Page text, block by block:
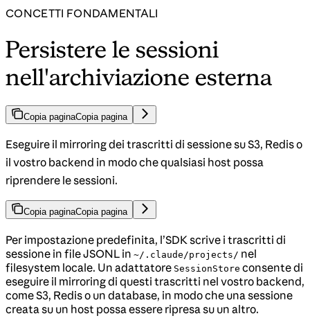
CONCETTI FONDAMENTALI
Persistere le sessioni
nell'archiviazione esterna
Copia paginaCopia pagina
Eseguire il mirroring dei trascritti di sessione su S3, Redis o
il vostro backend in modo che qualsiasi host possa
riprendere le sessioni.
Copia paginaCopia pagina
Per impostazione predefinita, l’SDK scrive i trascritti di
sessione in file JSONL in ~/.claude/projects/ nel
filesystem locale. Un adattatore SessionStore consente di
eseguire il mirroring di questi trascritti nel vostro backend,
come S3, Redis o un database, in modo che una sessione
creata su un host possa essere ripresa su un altro.